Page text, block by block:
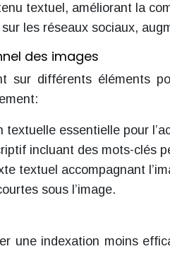
textuel, améliorant la
les réseaux sociaux,
des images
sur différents éléments
essentielle pour
incluant des mots-clés
textuel accompagnant
sous l’image.
une indexation moins